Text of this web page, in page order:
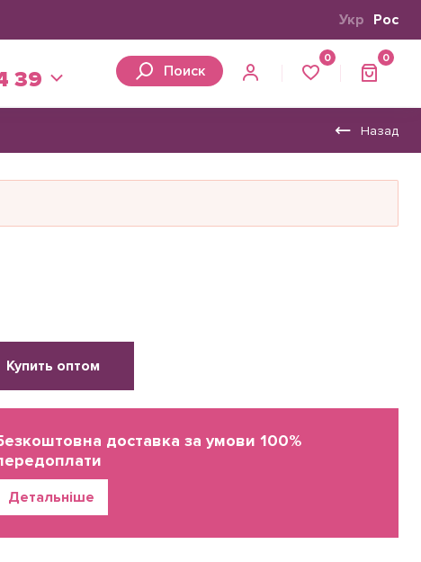
Укр Рос
Поиск
39
0 0
Назад
Купить оптом
Детальніше
доставка за умови 100%